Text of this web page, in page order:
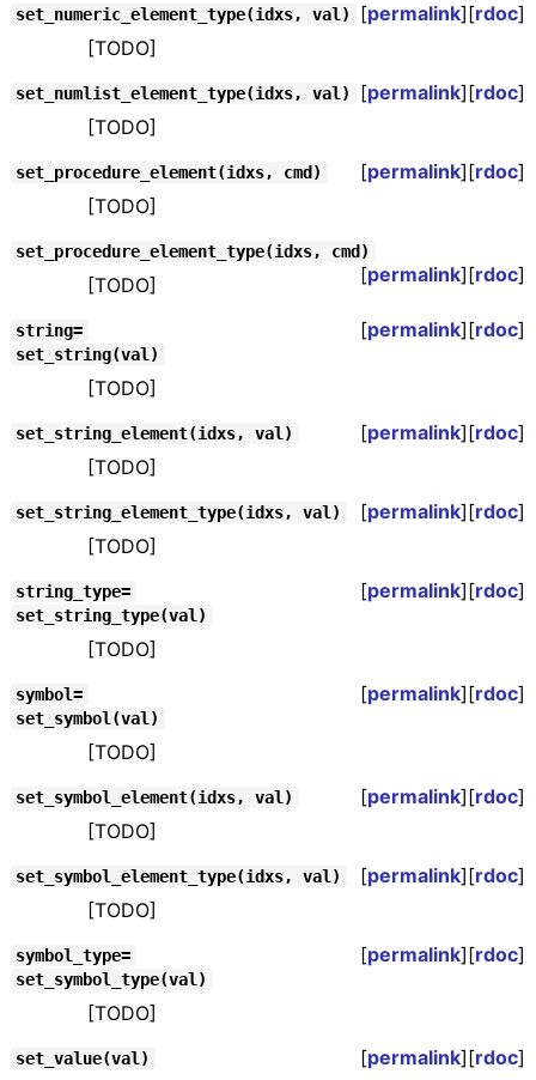
set_numeric_element_type(idxs, val) [permalink][rdoc]
[TODO]
set_numlist_element_type(idxs, val) [permalink][rdoc]
[TODO]
set_procedure_element(idxs, cmd) [permalink][rdoc]
[TODO]
set_procedure_element_type(idxs, cmd)
[permalink][rdoc]
[TODO]
string= [permalink][rdoc]
set_string(val)
[TODO]
set_string_element(idxs, val) [permalink][rdoc]
[TODO]
set_string_element_type(idxs, val) [permalink][rdoc]
[TODO]
string_type= [permalink][rdoc]
set_string_type(val)
[TODO]
symbol= [permalink][rdoc]
set_symbol(val)
[TODO]
set_symbol_element(idxs, val) [permalink][rdoc]
[TODO]
set_symbol_element_type(idxs, val) [permalink][rdoc]
[TODO]
symbol_type= [permalink][rdoc]
set_symbol_type(val)
[TODO]
set_value(val) [permalink][rdoc]